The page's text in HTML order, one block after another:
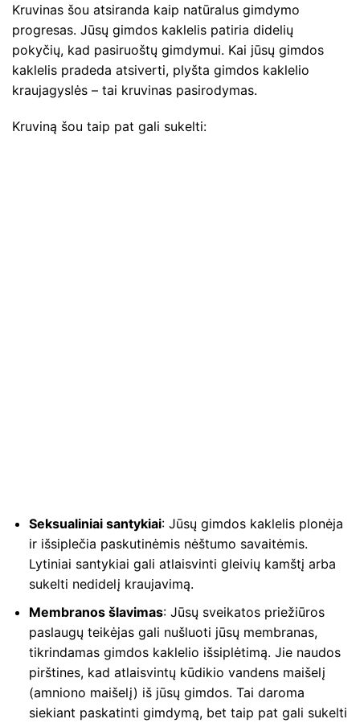
Kruvinas šou atsiranda kaip natūralus gimdymo
progresas. Jūsų gimdos kaklelis patiria didelių
pokyčių, kad pasiruoštų gimdymui. Kai jūsų gimdos
kaklelis pradeda atsiverti, plyšta gimdos kaklelio
kraujagyslės – tai kruvinas pasirodymas.
Kruviną šou taip pat gali sukelti:
Seksualiniai santykiai: Jūsų gimdos kaklelis plonėja
ir išsiplečia paskutinėmis nėštumo savaitėmis.
Lytiniai santykiai gali atlaisvinti gleivių kamštį arba
sukelti nedidelį kraujavimą.
Membranos šlavimas: Jūsų sveikatos priežiūros
paslaugų teikėjas gali nušluoti jūsų membranas,
tikrindamas gimdos kaklelio išsiplėtimą. Jie naudos
pirštines, kad atlaisvintų kūdikio vandens maišelį
(amniono maišelį) iš jūsų gimdos. Tai daroma
siekiant paskatinti gimdymą, bet taip pat gali sukelti